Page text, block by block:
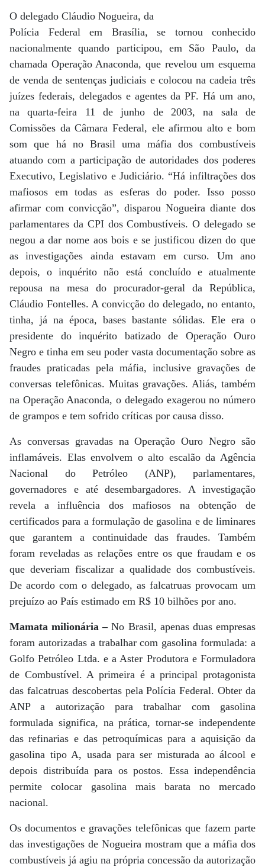
O delegado Cláudio Nogueira, da
Polícia Federal em Brasília, se tornou conhecido
nacionalmente quando participou, em São Paulo, da
chamada Operação Anaconda, que revelou um esquema
de venda de sentenças judiciais e colocou na cadeia três
juízes federais, delegados e agentes da PF. Há um ano,
na quarta-feira 11 de junho de 2003, na sala de
Comissões da Câmara Federal, ele afirmou alto e bom
som que há no Brasil uma máfia dos combustíveis
atuando com a participação de autoridades dos poderes
Executivo, Legislativo e Judiciário. “Há infiltrações dos
mafiosos em todas as esferas do poder. Isso posso
afirmar com convicção”, disparou Nogueira diante dos
parlamentares da CPI dos Combustíveis. O delegado se
negou a dar nome aos bois e se justificou dizen do que
as investigações ainda estavam em curso. Um ano
depois, o inquérito não está concluído e atualmente
repousa na mesa do procurador-geral da República,
Cláudio Fontelles. A convicção do delegado, no entanto,
tinha, já na época, bases bastante sólidas. Ele era o
presidente do inquérito batizado de Operação Ouro
Negro e tinha em seu poder vasta documentação sobre as
fraudes praticadas pela máfia, inclusive gravações de
conversas telefônicas. Muitas gravações. Aliás, também
na Operação Anaconda, o delegado exagerou no número
de grampos e tem sofrido críticas por causa disso.
As conversas gravadas na Operação Ouro Negro são
inflamáveis. Elas envolvem o alto escalão da Agência
Nacional do Petróleo (ANP), parlamentares,
governadores e até desembargadores. A investigação
revela a influência dos mafiosos na obtenção de
certificados para a formulação de gasolina e de liminares
que garantem a continuidade das fraudes. Também
foram reveladas as relações entre os que fraudam e os
que deveriam fiscalizar a qualidade dos combustíveis.
De acordo com o delegado, as falcatruas provocam um
prejuízo ao País estimado em R$ 10 bilhões por ano.
Mamata milionária –No Brasil, apenas duas empresas
foram autorizadas a trabalhar com gasolina formulada: a
Golfo Petróleo Ltda. e a Aster Produtora e Formuladora
de Combustível. A primeira é a principal protagonista
das falcatruas descobertas pela Polícia Federal. Obter da
ANP a autorização para trabalhar com gasolina
formulada significa, na prática, tornar-se independente
das refinarias e das petroquímicas para a aquisição da
gasolina tipo A, usada para ser misturada ao álcool e
depois distribuída para os postos. Essa independência
permite colocar gasolina mais barata no mercado
nacional.
Os documentos e gravações telefônicas que fazem parte
das investigações de Nogueira mostram que a máfia dos
combustíveis já agiu na própria concessão da autorização